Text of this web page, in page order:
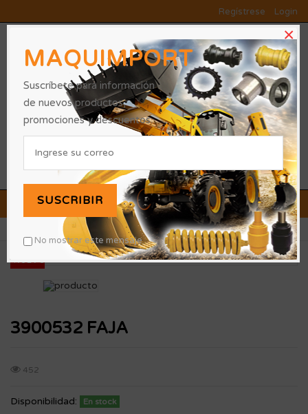
Regístrese Login
0
OFERTAS Y PROMOCIONES
REPUESTOS 3900532 FAJA
NUEVO
3900532 FAJA
452
Disponibilidad: En stock
×
MAQUIMPORT
Suscríbete para información
de nuevos productos,
promociones y descuentos.
SUSCRIBIR
No mostrar este mensaje